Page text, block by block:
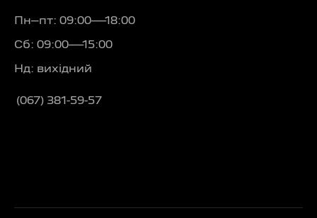
Пн–пт: 09:00—18:00
Сб: 09:00—15:00
Нд: вихідний
(067) 381-59-57